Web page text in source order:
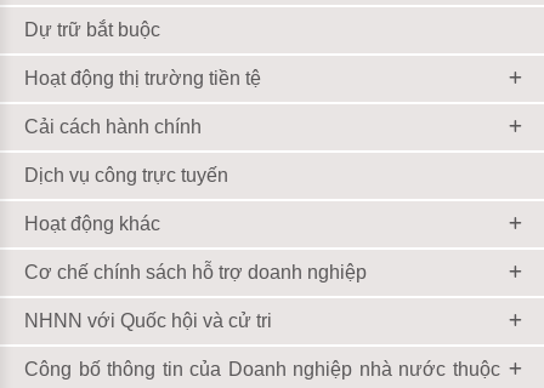
Dự trữ bắt buộc
Hoạt động thị trường tiền tệ
Cải cách hành chính
Dịch vụ công trực tuyến
Hoạt động khác
Cơ chế chính sách hỗ trợ doanh nghiệp
NHNN với Quốc hội và cử tri
Công bố thông tin của Doanh nghiệp nhà nước thuộc